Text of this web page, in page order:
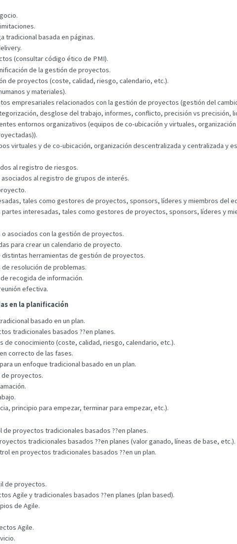
tradicional basada en páginas.
(consultar código ético de PMI).
de la gestión de proyectos.
de proyectos (coste, calidad, riesgo, calendario, etc.).
y materiales).
empresariales relacionados con la gestión de proyectos (gestión del
desglose del trabajo, informes, conflicto, precisión vs precisión,
entornos organizativos (equipos de co-ubicación y virtuales,
virtuales y de co-ubicación, organización descentralizada y centralizada y
al registro de riesgos.
al registro de grupos de interés.
tales como gestores de proyectos, sponsors, líderes y miembros del
partes interesadas, tales como gestores de proyectos, sponsors, líderes y
asociados con la gestión de proyectos.
para crear un calendario de proyecto.
herramientas de gestión de proyectos.
resolución de problemas.
recogida de información.
efectiva.
en la planificación
basado en un plan.
tradicionales basados ??en planes.
de conocimiento (coste, calidad, riesgo, calendario, etc.).
correcto de las fases.
un enfoque tradicional basado en un plan.
proyectos.
principio para empezar, terminar para empezar, etc.).
proyectos tradicionales basados ??en planes.
tradicionales basados ??en planes (valor ganado, líneas de base, etc.).
en proyectos tradicionales basados ??en un plan.
de proyectos.
Agile y tradicionales basados ??en planes (plan based).
de Agile.
Agile.